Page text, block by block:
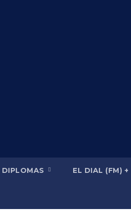
DIPLOMAS EL DIAL (FM) +